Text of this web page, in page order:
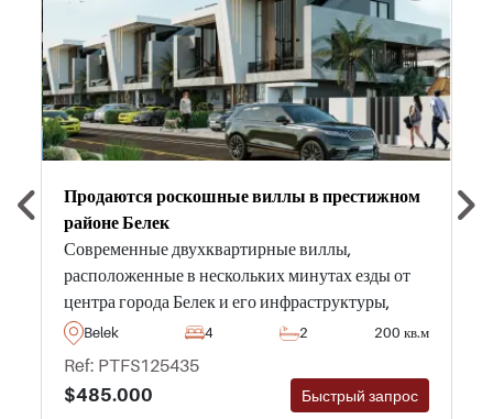
Продаются роскошные виллы в престижном
районе Белек
Современные двухквартирные виллы,
расположенные в нескольких минутах езды от
центра города Белек и его инфраструктуры,
имеют собственные частные бассейны и сады –
настоятельно рекомендуем их к просмотру как
один из лучших вариантов в регионе.
Belek 4 2 200 кв.м
Ref: PTFS125435
$485.000
Быстрый запрос